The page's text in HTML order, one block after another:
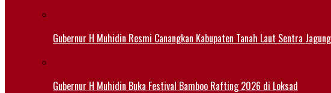
Gubernur H Muhidin Resmi Canangkan Kabupaten Tanah Laut Sentra
Gubernur H Muhidin Buka Festival Bamboo Rafting 2026 di Loksad